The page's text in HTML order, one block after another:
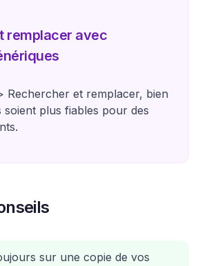
remplacer avec
Rechercher et remplacer, bien
plus fiables pour des
sur une copie de vos